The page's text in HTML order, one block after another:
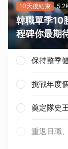
10天後結束
韓職單季10
程碑你最期
保持整季
挑戰年度
奠定隊史
重返日職